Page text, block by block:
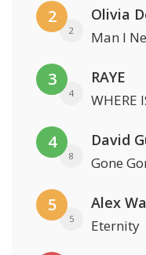
2
2
Olivia
Man I
3
4
RAYE
WHERE
4
8 Gone
5
5
Alex
Eternity